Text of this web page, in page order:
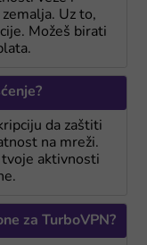
Uz to,
Možeš birati
da zaštiti
na mreži.
tvoje aktivnosti
za TurboVPN?